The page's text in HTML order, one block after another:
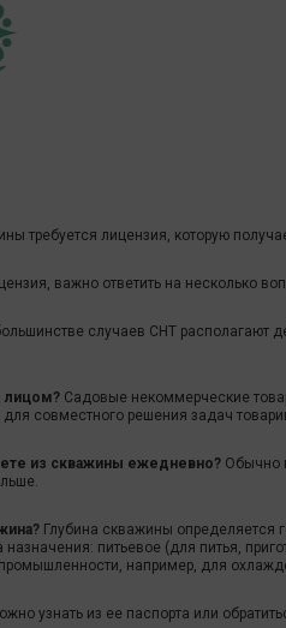
требуется лицензия, которую
важно ответить на несколько
случаев СНТ располагают
лицом? Садовые некоммерческие
совместного решения задач
из скважины ежедневно? Обычно
Глубина скважины определяется
назначения: питьевое (для питья,
например, для
узнать из ее паспорта или